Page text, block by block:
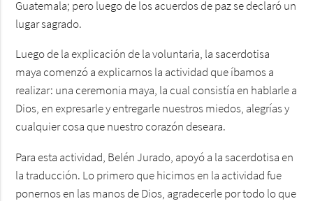
Guatemala; pero luego de los acuerdos de paz se declaró un
lugar sagrado.
Luego de la explicación de la voluntaria, la sacerdotisa
maya comenzó a explicarnos la actividad que íbamos a
realizar: una ceremonia maya, la cual consistía en hablarle a
Dios, en expresarle y entregarle nuestros miedos, alegrías y
cualquier cosa que nuestro corazón deseara.
Para esta actividad, Belén Jurado, apoyó a la sacerdotisa en
la traducción. Lo primero que hicimos en la actividad fue
ponernos en las manos de Dios, agradecerle por todo lo que